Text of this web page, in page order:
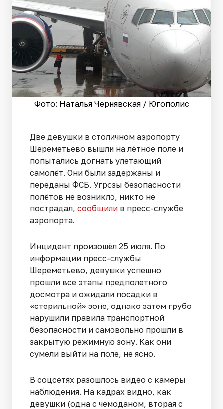
Фото: Наталья Чернявская / Югополис
Две девушки в столичном аэропорту
Шереметьево вышли на лётное поле и
попытались догнать улетающий
самолёт. Они были задержаны и
переданы ФСБ. Угрозы безопасности
полётов не возникло, никто не
пострадал, сообщили в пресс-службе
аэропорта.
Инцидент произошёл 25 июля. По
информации пресс-службы
Шереметьево, девушки успешно
прошли все этапы предполетного
досмотра и ожидали посадки в
«стерильной» зоне, однако затем грубо
нарушили правила транспортной
безопасности и самовольно прошли в
закрытую режимную зону. Как они
сумели выйти на поле, не ясно.
В соцсетях разошлось видео с камеры
наблюдения. На кадрах видно, как
девушки (одна с чемоданом, вторая с